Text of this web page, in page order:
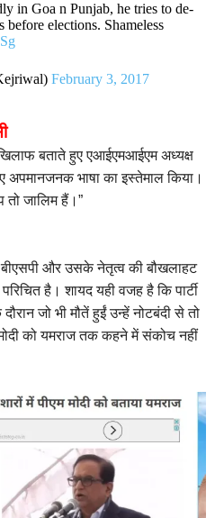
in Goa n Punjab, he tries to de-
elections. Shameless
February 3, 2017
बताते हुए एआईएमआईएम अध्यक्ष
अपमानजनक भाषा का इस्तेमाल किया।
जालिम हैं।”
और उसके नेतृत्व की बौखलाहट
है। शायद यही वजह है कि पार्टी
जो भी मौतें हुईं उन्हें नोटबंदी से तो
मोदी को यमराज तक कहने में संकोच नहीं